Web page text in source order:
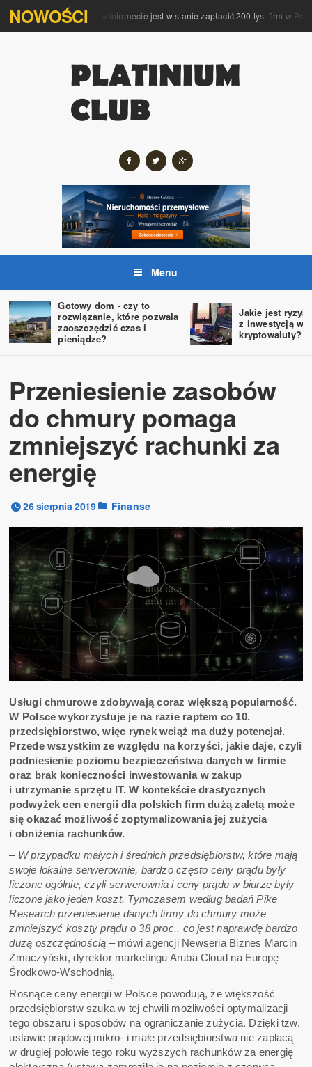
NOWOŚCIobsługę w internecie jest w stanie zapłacić 200 tys. firm w Polsce
Menu
Gotowy dom - czy to
rozwiązanie, które pozwala
zaoszczędzić czas i
pieniądze?
Jakie jest
z inwestycją w
kryptowaluty?
Przeniesienie zasobów
do chmury pomaga
zmniejszyć rachunki za
energię
26 sierpnia 2019 Finanse
Usługi chmurowe zdobywają coraz większą popularność.
W Polsce wykorzystuje je na razie raptem co 10.
przedsiębiorstwo, więc rynek wciąż ma duży potencjał.
Przede wszystkim ze względu na korzyści, jakie daje, czyli
podniesienie poziomu bezpieczeństwa danych w firmie
oraz brak konieczności inwestowania w zakup
i utrzymanie sprzętu IT. W kontekście drastycznych
podwyżek cen energii dla polskich firm dużą zaletą może
się okazać możliwość zoptymalizowania jej zużycia
i obniżenia rachunków.
– W przypadku małych i średnich przedsiębiorstw, które mają
swoje lokalne serwerownie, bardzo często ceny prądu były
liczone ogólnie, czyli serwerownia i ceny prądu w biurze były
liczone jako jeden koszt. Tymczasem według badań Pike
Research przeniesienie danych firmy do chmury może
zmniejszyć koszty prądu o 38 proc., co jest naprawdę bardzo
dużą oszczędnością – mówi agencji Newseria Biznes Marcin
Zmaczyński, dyrektor marketingu Aruba Cloud na Europę
Środkowo-Wschodnią.
Rosnące ceny energii w Polsce powodują, że większość
przedsiębiorstw szuka w tej chwili możliwości optymalizacji
tego obszaru i sposobów na ograniczanie zużycia. Dzięki tzw.
ustawie prądowej mikro- i małe przedsiębiorstwa nie zapłacą
w drugiej połowie tego roku wyższych rachunków za energię